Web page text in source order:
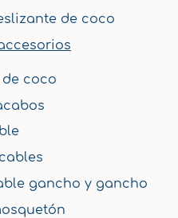
de coco
de coco
gancho y gancho